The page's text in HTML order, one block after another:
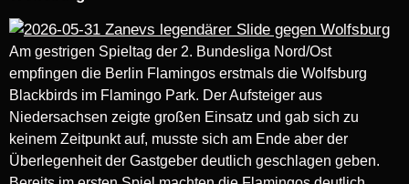
Am gestrigen Spieltag der 2. Bundesliga Nord/Ost
empfingen die Berlin Flamingos erstmals die Wolfsburg
Blackbirds im Flamingo Park. Der Aufsteiger aus
Niedersachsen zeigte großen Einsatz und gab sich zu
keinem Zeitpunkt auf, musste sich am Ende aber der
Überlegenheit der Gastgeber deutlich geschlagen geben.